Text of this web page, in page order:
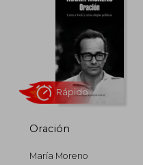
$ 49.247
Oración
María Moreno